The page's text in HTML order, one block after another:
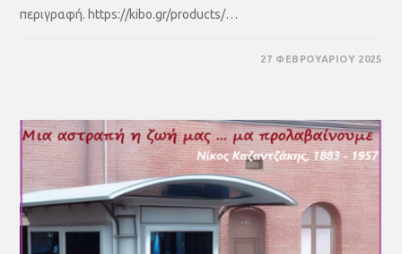
περιγραφή. https://kibo.gr/products/…
27 ΦΕΒΡΟΥΑΡΊΟΥ 2025